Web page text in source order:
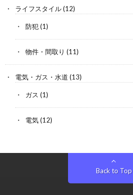
ライフスタイル(12)
防犯(1)
物件・間取り (11)
電気・ガス・水道 (13)
ガス (1)
電気(12)
Back to Top